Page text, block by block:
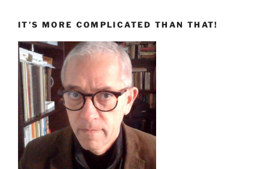
IT’S MORE COMPLICATED THAN THAT!